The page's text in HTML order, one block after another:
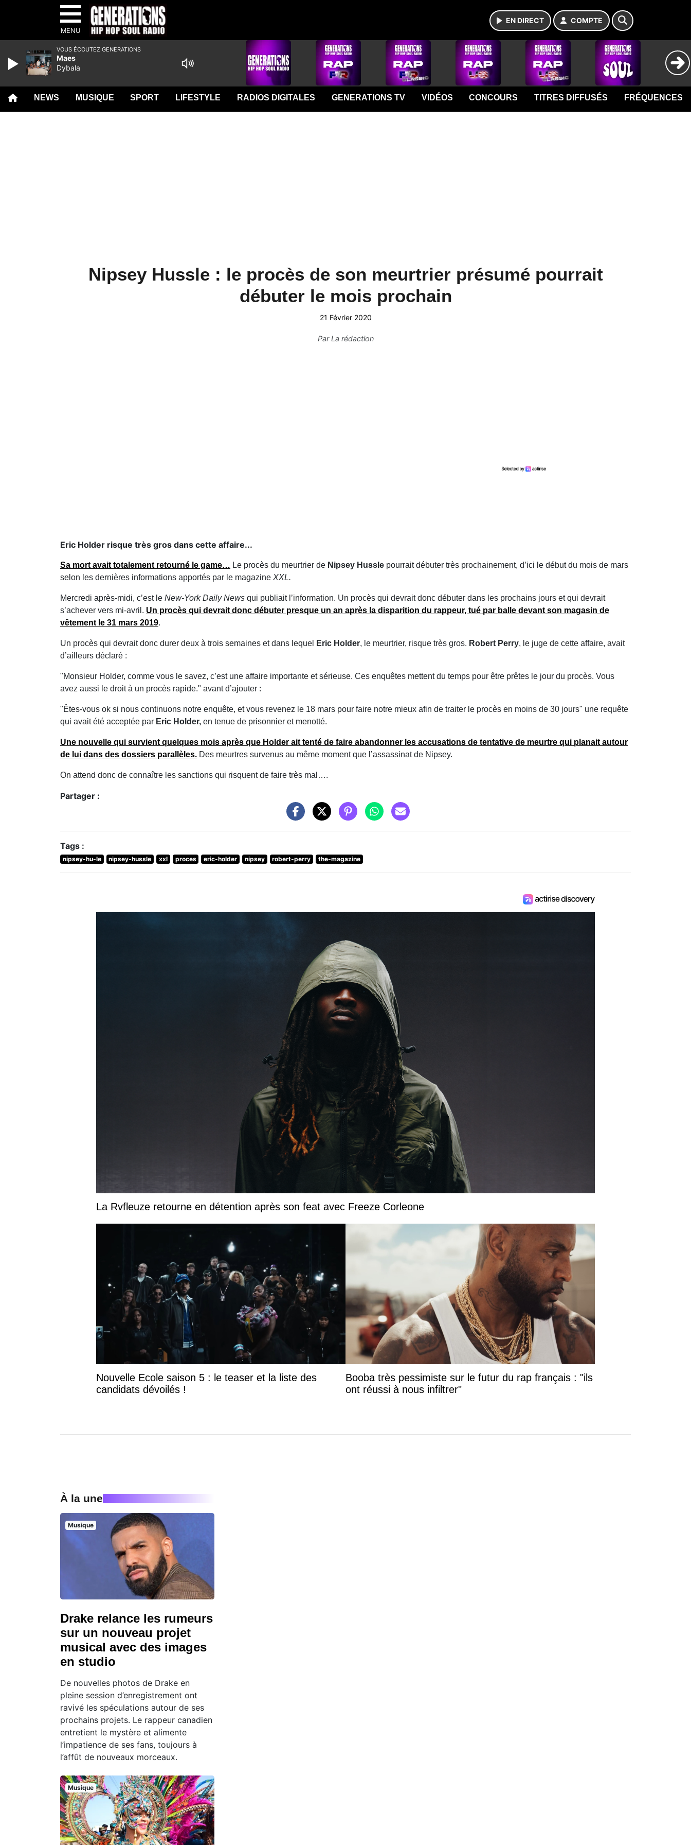
MENU
EN DIRECT COMPTE
NEWS MUSIQUE SPORT LIFESTYLE RADIOS DIGITALES GENERATIONS TV VIDÉOS CONCOURS TITRES DIFFUSÉS FRÉQUENCES
Nipsey Hussle : le procès de son meurtrier présumé pourrait
débuter le mois prochain
21 Février 2020
ParLa rédaction
Eric Holder risque très gros dans cette affaire...
Sa mort avait totalement retourné le game… Le procès du meurtrier de Nipsey Hussle pourrait débuter très prochainement, d’ici le début du mois de mars
selon les dernières informations apportés par le magazine XXL.
Mercredi après-midi, c’est le New-York Daily News qui publiait l’information. Un procès qui devrait donc débuter dans les prochains jours et qui devrait
s’achever vers mi-avril. Un procès qui devrait donc débuter presque un an après la disparition du rappeur, tué par balle devant son magasin de
vêtement le 31 mars 2019.
Un procès qui devrait donc durer deux à trois semaines et dans lequel Eric Holder, le meurtrier, risque très gros. Robert Perry, le juge de cette affaire, avait
d’ailleurs déclaré :
"Monsieur Holder, comme vous le savez, c’est une affaire importante et sérieuse. Ces enquêtes mettent du temps pour être prêtes le jour du procès. Vous
avez aussi le droit à un procès rapide." avant d’ajouter :
"Êtes-vous ok si nous continuons notre enquête, et vous revenez le 18 mars pour faire notre mieux afin de traiter le procès en moins de 30 jours" une requête
qui avait été acceptée par Eric Holder, en tenue de prisonnier et menotté.
Une nouvelle qui survient quelques mois après que Holder ait tenté de faire abandonner les accusations de tentative de meurtre qui planait autour
de lui dans des dossiers parallèles. Des meurtres survenus au même moment que l’assassinat de Nipsey.
On attend donc de connaître les sanctions qui risquent de faire très mal….
Partager :
Tags :
nipsey-hu-le nipsey-hussle xxl proces eric-holder nipsey robert-perry the-magazine
La Rvfleuze retourne en détention après son feat avec Freeze Corleone
Nouvelle Ecole saison 5 : le teaser et la liste des
candidats dévoilés !
Booba très pessimiste sur le futur du rap français : "ils
ont réussi à nous infiltrer"
À la une
Musique
Drake relance les rumeurs
sur un nouveau projet
musical avec des images
en studio
De nouvelles photos de Drake en
pleine session d’enregistrement ont
ravivé les spéculations autour de ses
prochains projets. Le rappeur canadien
entretient le mystère et alimente
l’impatience de ses fans, toujours à
l’affût de nouveaux morceaux.
Musique
VOUS ÉCOUTEZ GENERATIONS
Maes
Dybala